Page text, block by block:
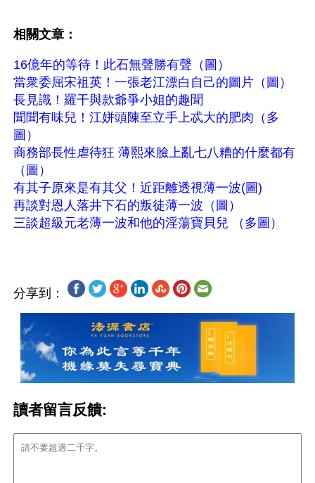
相關文章：
16億年的等待！此石無聲勝有聲（圖）
當衆委屈宋祖英！一張老江漂白自己的圖片（圖）
長見識！羅干與款爺爭小姐的趣聞
聞聞有味兒！江姘頭陳至立手上忒大的肥肉（多
圖）
商務部長性虐待狂 薄熙來臉上亂七八糟的什麼都有
（圖）
有其子原來是有其父！近距離透視薄一波(圖)
再談對恩人落井下石的叛徒薄一波（圖）
三談超級元老薄一波和他的淫蕩寶貝兒 （多圖）
分享到：
讀者留言反饋: